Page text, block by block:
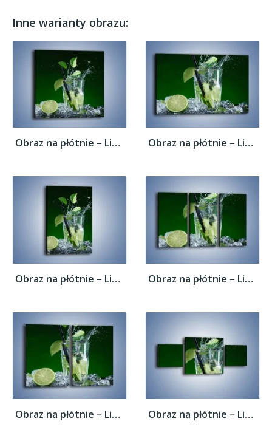
Inne warianty obrazu:
Obraz na płótnie – Limonka z lodem dla... Obraz na płótnie – Limonka z lodem dla...
Obraz na płótnie – Limonka z lodem dla... Obraz na płótnie – Limonka z lodem dla...
Obraz na płótnie – Limonka z lodem dla... Obraz na płótnie – Limonka z lodem dla...